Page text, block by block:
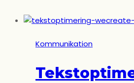
Kommunikation